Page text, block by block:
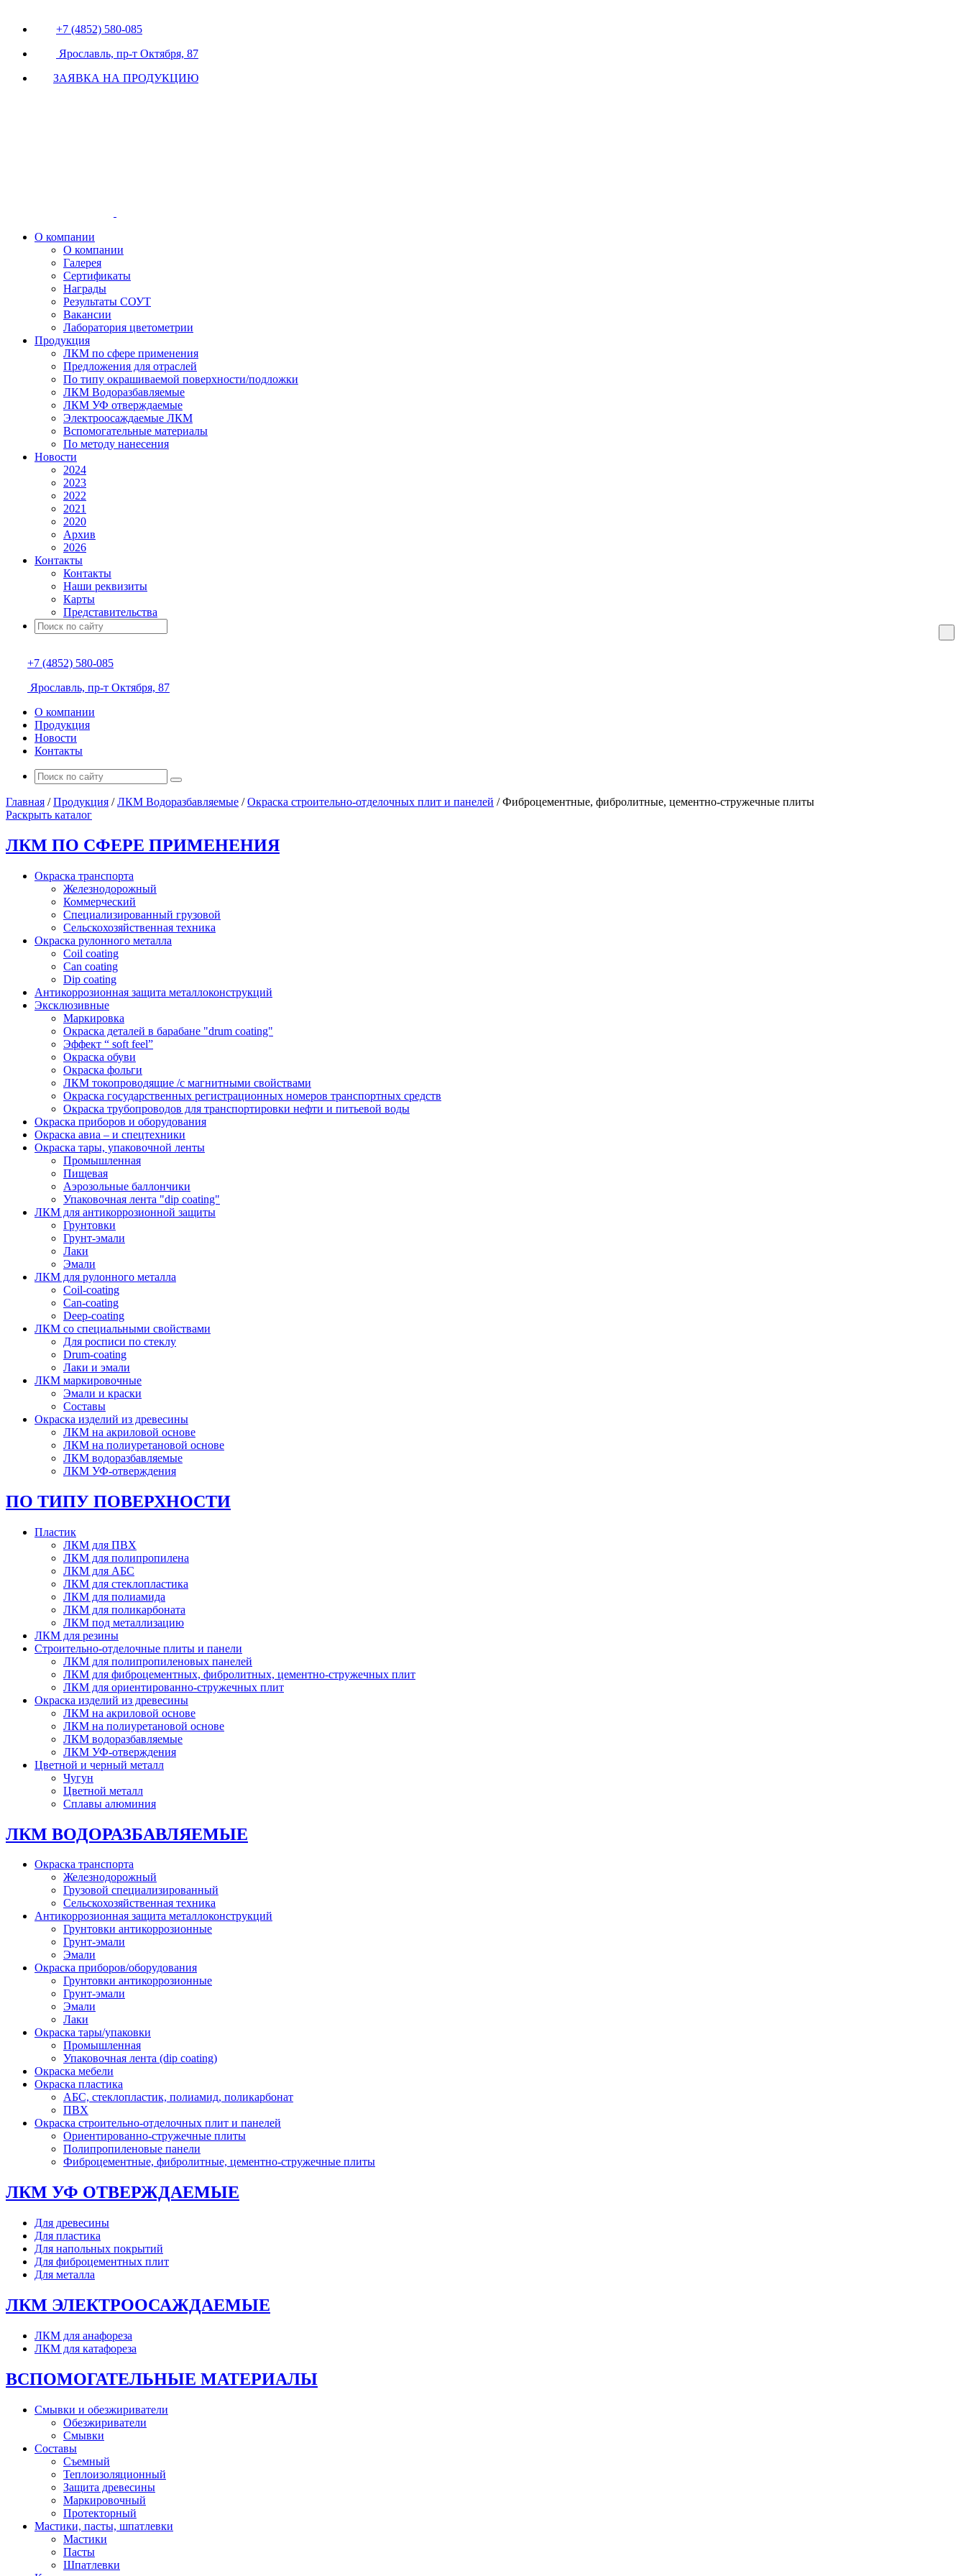
+7 (4852) 580-085
Ярославль, пр-т Октября, 87
ЗАЯВКА НА ПРОДУКЦИЮ
О компании
О компании
Галерея
Сертификаты
Награды
Результаты СОУТ
Вакансии
Лаборатория цветометрии
Продукция
ЛКМ по сфере применения
Предложения для отраслей
По типу окрашиваемой поверхности/подложки
ЛКМ Водоразбавляемые
ЛКМ УФ отверждаемые
Электроосаждаемые ЛКМ
Вспомогательные материалы
По методу нанесения
Новости
2024
2023
2022
2021
2020
Архив
2026
Контакты
Контакты
Наши реквизиты
Карты
Представительства
+7 (4852) 580-085
Ярославль, пр-т Октября, 87
О компании
Продукция
Новости
Контакты
Главная /Продукция /ЛКМ Водоразбавляемые /Окраска строительно-отделочных плит и панелей /Фиброцементные, фибролитные, цементно-стружечные плиты
Раскрыть каталог
ЛКМ ПО СФЕРЕ ПРИМЕНЕНИЯ
Окраска транспорта
Железнодорожный
Коммерческий
Специализированный грузовой
Сельскохозяйственная техника
Окраска рулонного металла
Coil coating
Can coating
Dip coating
Антикоррозионная защита металлоконструкций
Эксклюзивные
Маркировка
Окраска деталей в барабане "drum coating"
Эффект “ soft feel”
Окраска обуви
Окраска фольги
ЛКМ токопроводящие /с магнитными свойствами
Окраска государственных регистрационных номеров транспортных средств
Окраска трубопроводов для транспортировки нефти и питьевой воды
Окраска приборов и оборудования
Окраска авиа – и спецтехники
Окраска тары, упаковочной ленты
Промышленная
Пищевая
Аэрозольные баллончики
Упаковочная лента "dip coating"
ЛКМ для антикоррозионной защиты
Грунтовки
Грунт-эмали
Лаки
Эмали
ЛКМ для рулонного металла
Coil-coating
Can-coating
Deep-coating
ЛКМ со специальными свойствами
Для росписи по стеклу
Drum-coating
Лаки и эмали
ЛКМ маркировочные
Эмали и краски
Составы
Окраска изделий из древесины
ЛКМ на акриловой основе
ЛКМ на полиуретановой основе
ЛКМ водоразбавляемые
ЛКМ УФ-отверждения
ПО ТИПУ ПОВЕРХНОСТИ
Пластик
ЛКМ для ПВХ
ЛКМ для полипропилена
ЛКМ для АБС
ЛКМ для стеклопластика
ЛКМ для полиамида
ЛКМ для поликарбоната
ЛКМ под металлизацию
ЛКМ для резины
Строительно-отделочные плиты и панели
ЛКМ для полипропиленовых панелей
ЛКМ для фиброцементных, фибролитных, цементно-стружечных плит
ЛКМ для ориентированно-стружечных плит
Окраска изделий из древесины
ЛКМ на акриловой основе
ЛКМ на полиуретановой основе
ЛКМ водоразбавляемые
ЛКМ УФ-отверждения
Цветной и черный металл
Чугун
Цветной металл
Сплавы алюминия
ЛКМ ВОДОРАЗБАВЛЯЕМЫЕ
Окраска транспорта
Железнодорожный
Грузовой специализированный
Сельскохозяйственная техника
Антикоррозионная защита металлоконструкций
Грунтовки антикоррозионные
Грунт-эмали
Эмали
Окраска приборов/оборудования
Грунтовки антикоррозионные
Грунт-эмали
Эмали
Лаки
Окраска тары/упаковки
Промышленная
Упаковочная лента (dip coating)
Окраска мебели
Окраска пластика
АБС, стеклопластик, полиамид, поликарбонат
ПВХ
Окраска строительно-отделочных плит и панелей
Ориентированно-стружечные плиты
Полипропиленовые панели
Фиброцементные, фибролитные, цементно-стружечные плиты
ЛКМ УФ ОТВЕРЖДАЕМЫЕ
Для древесины
Для пластика
Для напольных покрытий
Для фиброцементных плит
Для металла
ЛКМ ЭЛЕКТРООСАЖДАЕМЫЕ
ЛКМ для анафореза
ЛКМ для катафореза
ВСПОМОГАТЕЛЬНЫЕ МАТЕРИАЛЫ
Смывки и обезжириватели
Обезжириватели
Смывки
Составы
Съемный
Теплоизоляционный
Защита древесины
Маркировочный
Протекторный
Мастики, пасты, шпатлевки
Мастики
Пасты
Шпатлевки